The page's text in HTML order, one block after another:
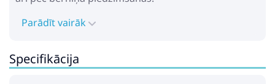
Parādīt vairāk
Specifikācija